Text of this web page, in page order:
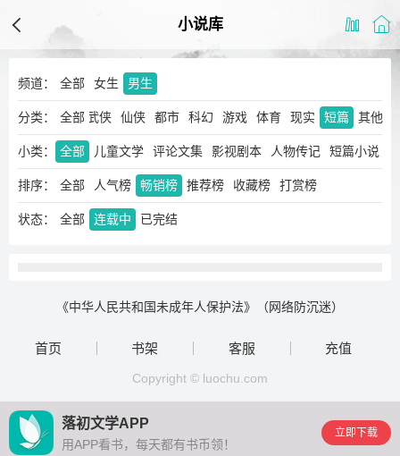
小说库
频道： 全部 女生 男生
分类： 全部
玄幻 奇幻 武侠 仙侠 都市 科幻 游戏 体育 现实 短篇 其他
小类： 全部 儿童文学 评论文集 影视剧本 人物传记 短篇小说
排序： 全部 人气榜 畅销榜 推荐榜 收藏榜 打赏榜
状态： 全部 连载中 已完结
《中华人民共和国未成年人保护法》（网络防沉迷）
首页 书架 客服 充值
Copyright © luochu.com
落初文学APP
用APP看书，每天都有书币领！
立即下载